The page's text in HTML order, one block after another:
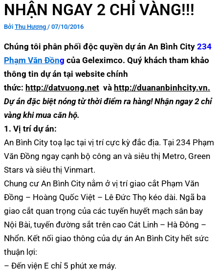
NHẬN NGAY 2 CHỈ VÀNG!!!
Bởi Thu Hương / 07/10/2016
Chúng tôi phân phối độc quyền dự án An Bình City 234
Phạm Văn Đồng của Geleximco. Quý khách tham khảo
thông tin dự án tại website chính
thức: http://datvuong.net và http://duananbinhcity.vn.
Dự án đặc biệt nóng từ thời điểm ra hàng! Nhận ngay 2 chỉ
vàng khi mua căn hộ.
1. Vị trí dự án:
An Bình City toạ lạc tại vị trí cực kỳ đắc địa. Tại 234 Phạm
Văn Đồng ngay cạnh bộ công an và siêu thị Metro, Green
Stars và siêu thị Vinmart.
Chung cư An Bình City nằm ở vị trí giao cắt Phạm Văn
Đồng – Hoàng Quốc Việt – Lê Đức Thọ kéo dài. Ngã ba
giao cắt quan trọng của các tuyến huyết mạch sân bay
Nội Bài, tuyến đường sắt trên cao Cát Linh – Hà Đông –
Nhổn. Kết nối giao thông của dự án An Bình City hết sức
thuận lợi:
– Đến viện E chỉ 5 phút xe máy.